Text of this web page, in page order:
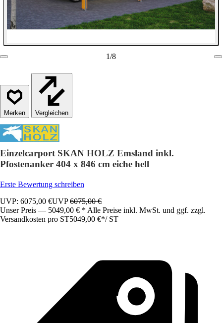
1/8
Vergleichen
Einzelcarport SKAN HOLZ Emsland inkl.
Pfostenanker 404 x 846 cm eiche hell
Erste Bewertung schreiben
UVP: 6075,00 €UVP6075,00 €
Unser Preis — 5049,00 € * Alle Preise inkl. MwSt. und ggf. zzgl.
Versandkosten pro ST5049,00 €*/ ST